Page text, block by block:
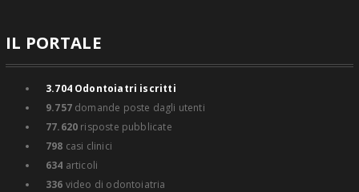
IL PORTALE
3.704Odontoiatri iscritti
9.757domande poste dagli utenti
77.620 risposte pubblicate
798 casi clinici
634 articoli
336 video di odontoiatria